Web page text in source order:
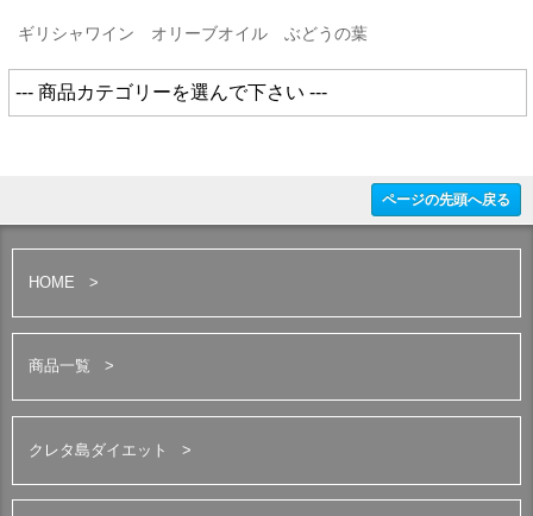
ギリシャワイン オリーブオイル ぶどうの葉
ページの先頭へ戻る
HOME
商品一覧
クレタ島ダイエット